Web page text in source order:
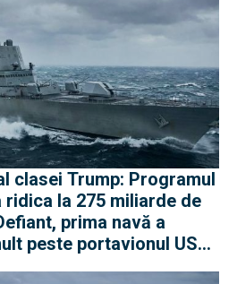
clasei Trump: Programul
la 275 miliarde de
prima navă a
peste portavionul USS